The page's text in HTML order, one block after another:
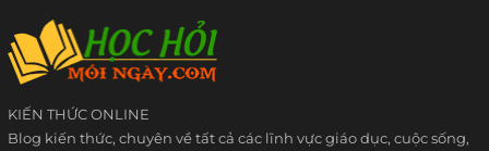
KIẾN THỨC ONLINE
Blog kiến thức, chuyên về tất cả các lĩnh vực giáo dục, cuộc sống,